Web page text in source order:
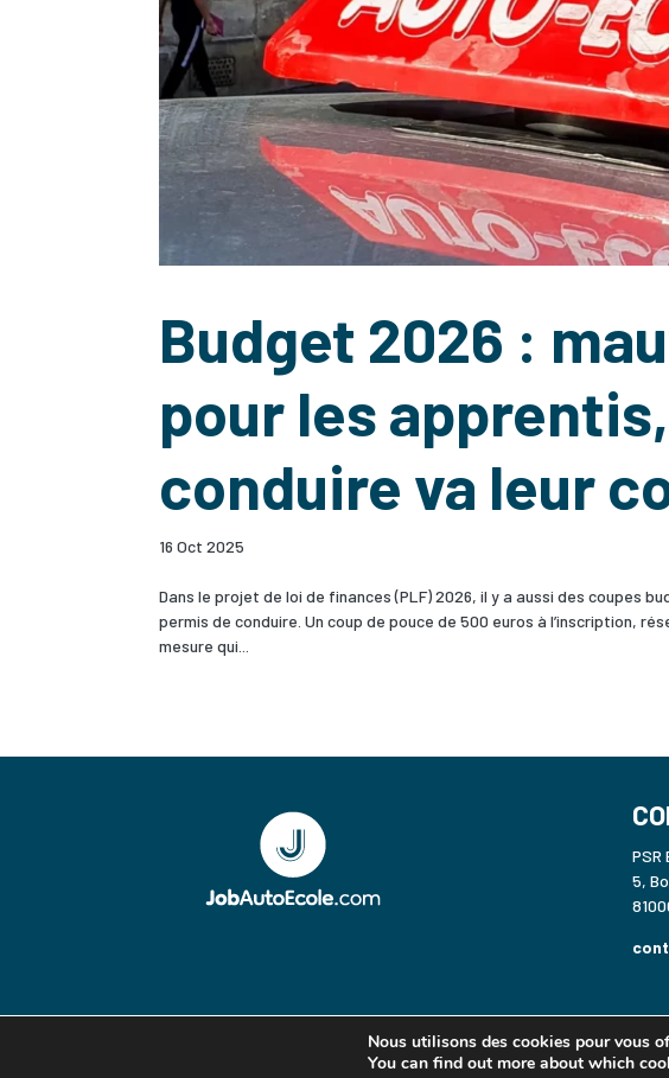
Budget 2026 :
pour les
conduire va leur
16 Oct 2025
Dans le projet de loi de finances (PLF) 2026, il y a aussi des coupes
permis de conduire. Un coup de pouce de 500 euros à l’inscription,
mesure qui...
PSR
5,
©
Nous utilisons des cookies pour vous
You can find out more about which